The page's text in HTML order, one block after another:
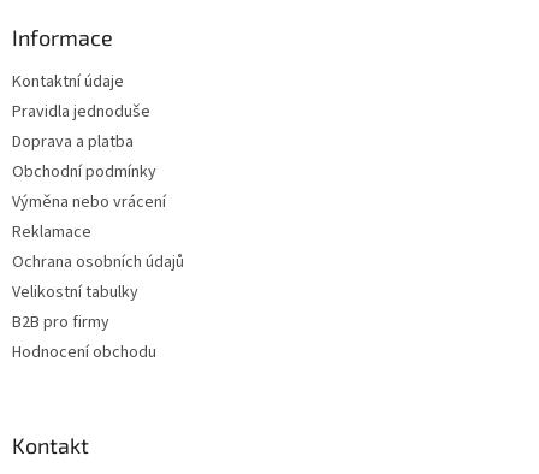
Informace
Kontaktní údaje
Pravidla jednoduše
Doprava a platba
Obchodní podmínky
Výměna nebo vrácení
Reklamace
Ochrana osobních údajů
Velikostní tabulky
B2B pro firmy
Hodnocení obchodu
Kontakt